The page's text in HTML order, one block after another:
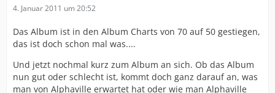
4. Januar 2011 um 20:52
Das Album ist in den Album Charts von 70 auf 50 gestiegen,
das ist doch schon mal was....
Und jetzt nochmal kurz zum Album an sich. Ob das Album
nun gut oder schlecht ist, kommt doch ganz darauf an, was
man von Alphaville erwartet hat oder wie man Alphaville